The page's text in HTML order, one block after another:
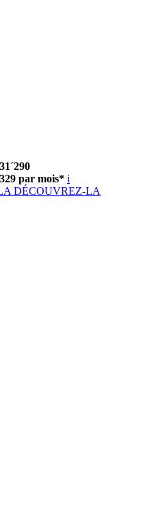
par mois* i
DÉCOUVREZ-LA